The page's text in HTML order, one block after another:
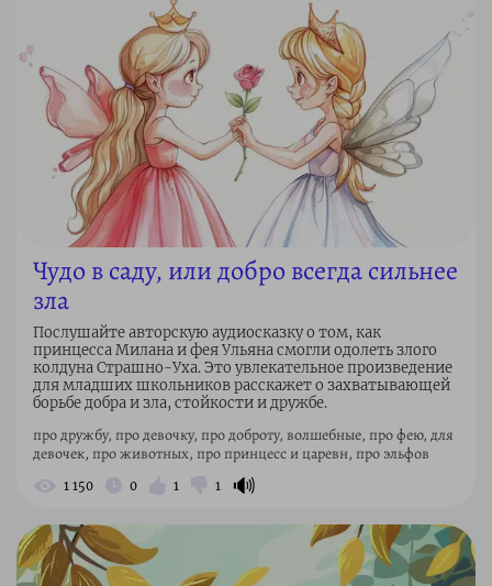
Чудо в саду, или добро всегда сильнее
зла
Послушайте авторскую аудиосказку о том, как
принцесса Милана и фея Ульяна смогли одолеть злого
колдуна Страшно-Уха. Это увлекательное произведение
для младших школьников расскажет о захватывающей
борьбе добра и зла, стойкости и дружбе.
про дружбу, про девочку, про доброту, волшебные, про фею, для
девочек, про животных, про принцесс и царевн, про эльфов
1 150 0 1 1 🔊